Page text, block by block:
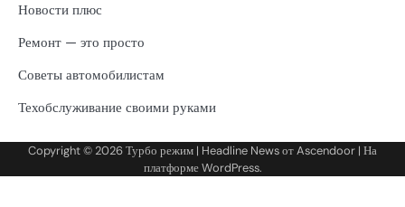
Новости плюс
Ремонт — это просто
Советы автомобилистам
Техобслуживание своими руками
Copyright © 2026Турбо режим | Headline News отAscendoor | На
платформеWordPress.